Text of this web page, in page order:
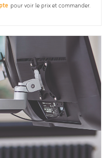
pour voir le prix et commander.